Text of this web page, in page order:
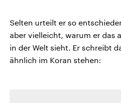
Selten urteilt er so
aber vielleicht, warum er das
in der Welt sieht. Er schreibt
ähnlich im Koran stehen: